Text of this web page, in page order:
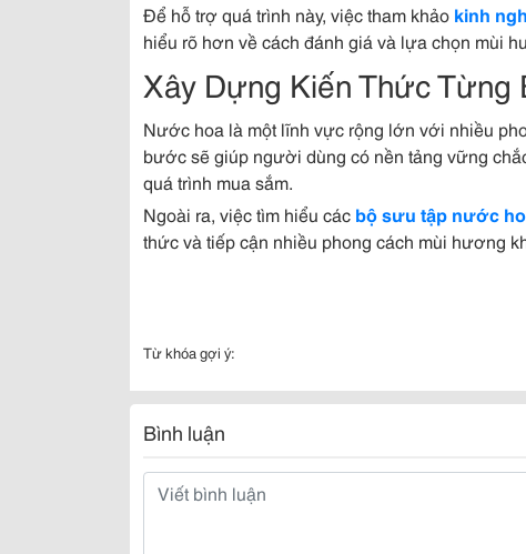
Để hỗ trợ quá trình này, việc tham khảo kinh
hiểu rõ hơn về cách đánh giá và lựa chọn mùi
Xây Dựng Kiến Thức Từng
Nước hoa là một lĩnh vực rộng lớn với nhiều
bước sẽ giúp người dùng có nền tảng vững
quá trình mua sắm.
Ngoài ra, việc tìm hiểu các bộ sưu tập nước
thức và tiếp cận nhiều phong cách mùi hương
Từ khóa gợi ý:
Bình luận